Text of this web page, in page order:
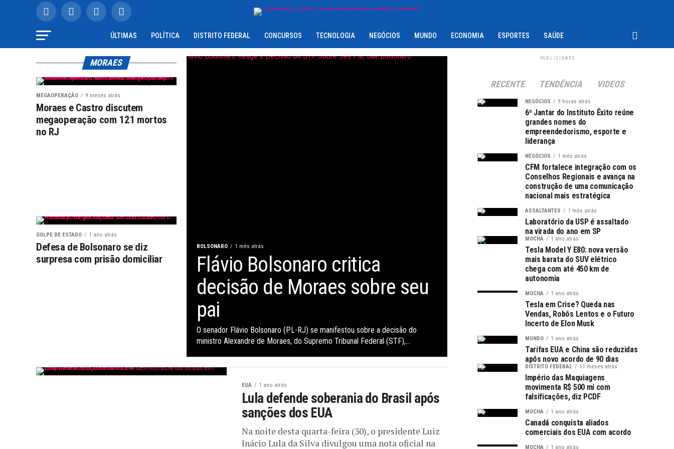
ÚLTIMAS POLÍTICA DISTRITO FEDERAL CONCURSOS TECNOLOGIA NEGÓCIOS MUNDO ECONOMIA ESPORTES SAÚDE
BOLSONARO 1 mês atrás
Flávio Bolsonaro critica
decisão de Moraes sobre seu
pai
O senador Flávio Bolsonaro (PL-RJ) se manifestou sobre a decisão do
ministro Alexandre de Moraes, do Supremo Tribunal Federal (STF),...
MORAES
MEGAOPERAÇÃO 9 meses atrás
Moraes e Castro discutem
megaoperação com 121 mortos
no RJ
GOLPE DE ESTADO 1 ano atrás
Defesa de Bolsonaro se diz
surpresa com prisão domiciliar
EUA 1 ano atrás
Lula defende soberania do Brasil após
sanções dos EUA
Na noite desta quarta-feira (30), o presidente Luiz
Inácio Lula da Silva divulgou uma nota oficial na
PUBLICIDADE
RECENTE TENDÊNCIA VIDEOS
NEGÓCIOS 9 horas atrás
6º Jantar do Instituto Êxito reúne
grandes nomes do
empreendedorismo, esporte e
liderança
NEGÓCIOS 1 mês atrás
CFM fortalece integração com os
Conselhos Regionais e avança na
construção de uma comunicação
nacional mais estratégica
ASSALTANTES 1 mês atrás
Laboratório da USP é assaltado
na virada do ano em SP
MOCHA 1 ano atrás
Tesla Model Y E80: nova versão
mais barata do SUV elétrico
chega com até 450 km de
autonomia
MOCHA 1 ano atrás
Tesla em Crise? Queda nas
Vendas, Robôs Lentos e o Futuro
Incerto de Elon Musk
MUNDO 1 ano atrás
Tarifas EUA e China são reduzidas
após novo acordo de 90 dias
DISTRITO FEDERAL 11 meses atrás
Império das Maquiagens
movimenta R$ 500 mi com
falsificações, diz PCDF
MOCHA 1 ano atrás
Canadá conquista aliados
comerciais dos EUA com acordo
MOCHA 1 ano atrás